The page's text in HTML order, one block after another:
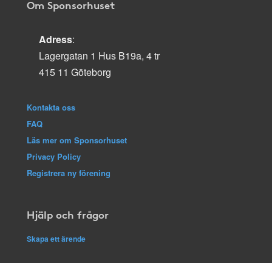
Om Sponsorhuset
Adress:
Lagergatan 1 Hus B19a, 4 tr
415 11 Göteborg
Kontakta oss
FAQ
Läs mer om Sponsorhuset
Privacy Policy
Registrera ny förening
Hjälp och frågor
Skapa ett ärende